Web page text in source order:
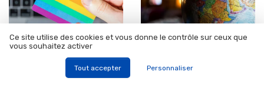
Plans de Retraite et Pensions
25/12/2025
Ce site utilise des cookies et vous donne le contrôle sur ceux que
vous souhaitez activer
Tout accepter Personnaliser